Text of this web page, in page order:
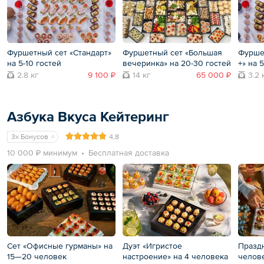
Фуршетный сет «Стандарт»
на 5-10 гостей
2.8 кг
9 100 ₽
Фуршетный сет «Большая
вечеринка» на 20-30 гостей
14 кг
65 000 ₽
+» на
3.2
Азбука Вкуса Кейтеринг
3x Бонусов 4,8
10 000 ₽ минимум Бесплатная доставка
Сет «Офисные гурманы» на
15—20 человек
Дуэт «Игристое
настроение» на 4 человека